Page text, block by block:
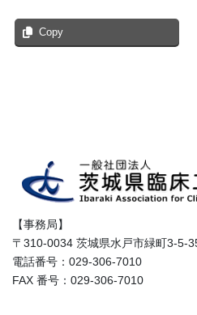
Copy
【事務局】
〒310-0034 茨城県水戸市緑町3-5-
電話番号：029-306-7010
FAX 番号：029-306-7010